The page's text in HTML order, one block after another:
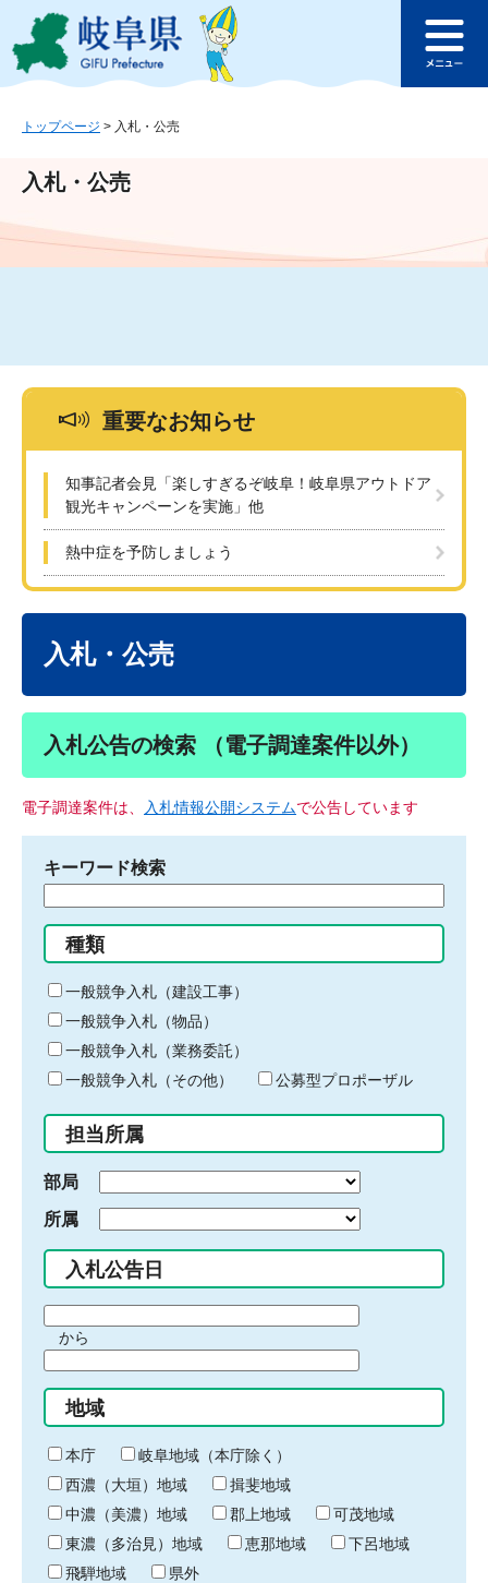
ジ
ュ
文
このページの本文へ
ュ
トップページ > 入札・公売
入札・公売
重要なお知らせ
知事記者会見「楽しすぎるぞ岐阜！岐阜県アウトドア
観光キャンペーンを実施」他
熱中症を予防しましょう
入札・公売
入札公告の検索 （電子調達案件以外）
電子調達案件は、 入札情報公開システムで公告しています
キーワード検索
る
キ
ー
ワ
ー
ド
入
力
種類
一般競争入札（建設工事）
一般競争入札（物品）
一般競争入札（業務委託）
一般競争入札（その他）
公募型プロポーザル
担当所属
部局
所属
入札公告日
間
始
り
から
間
終
わ
り
地域
本庁
岐阜地域（本庁除く）
西濃（大垣）地域
揖斐地域
中濃（美濃）地域
郡上地域
可茂地域
東濃（多治見）地域
恵那地域
下呂地域
飛騨地域
県外